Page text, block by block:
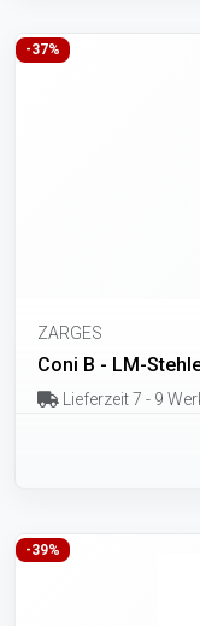
-37%
ZARGES
Coni B - LM-
Lieferzeit 7 - 9
-39%